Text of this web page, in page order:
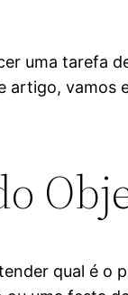
uma tarefa
artigo, vamos
qual é o